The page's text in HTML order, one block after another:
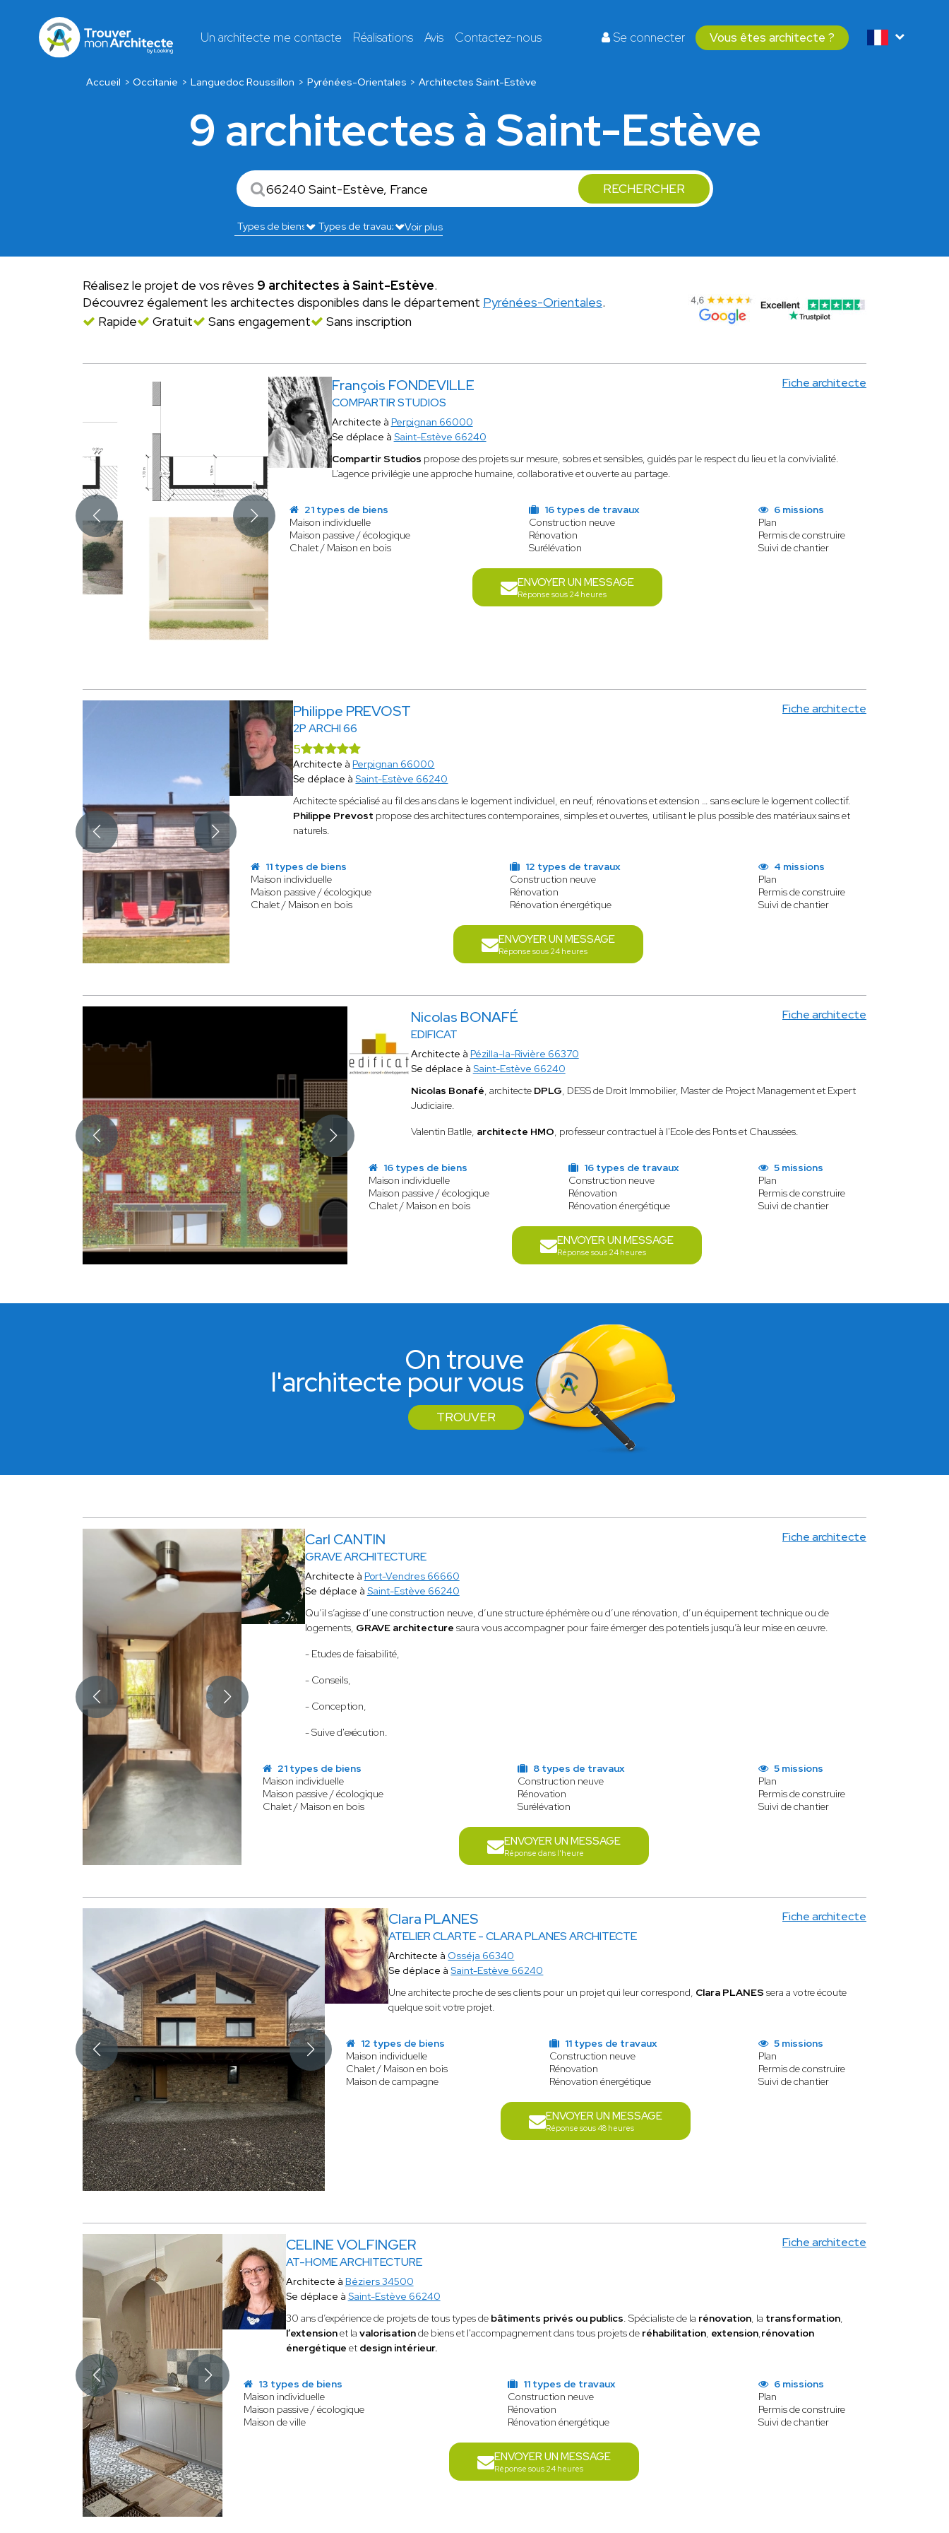
Un architecte me contacte Réalisations Avis Contactez-nous Se connecter Vous êtes architecte ?
Accueil Occitanie Languedoc Roussillon Pyrénées-Orientales Architectes Saint-Estève
9 architectes à Saint-Estève
RECHERCHER
Voir plus
Réalisez le projet de vos rêves 9 architectes à Saint-Estève.
Découvrez également les architectes disponibles dans le département Pyrénées-Orientales.
Rapide
Gratuit Sans engagement Sans inscription
François FONDEVILLE
COMPARTIR STUDIOS
Fiche architecte
Architecte à Perpignan 66000
Se déplace à Saint-Estève 66240
Compartir Studios propose des projets sur mesure, sobres et sensibles, guidés par le respect du lieu et la convivialité.
L’agence privilégie une approche humaine, collaborative et ouverte au partage.
21 types de biens
Maison individuelle
Maison passive / écologique
Chalet / Maison en bois
16 types de travaux
Construction neuve
Rénovation
Surélévation
6 missions
Plan
Permis de construire
Suivi de chantier
ENVOYER UN MESSAGE
Réponse sous 24 heures
Philippe PREVOST
2P ARCHI 66
Fiche architecte
5
Architecte à Perpignan 66000
Se déplace àSaint-Estève 66240
Architecte spécialisé au fil des ans dans le logement individuel, en neuf, rénovations et extension … sans exclure le logement collectif.
Philippe Prevost propose des architectures contemporaines, simples et ouvertes, utilisant le plus possible des matériaux sains et
naturels.
11 types de biens
Maison individuelle
Maison passive / écologique
Chalet / Maison en bois
12 types de travaux
Construction neuve
Rénovation
Rénovation énergétique
4 missions
Plan
Permis de construire
Suivi de chantier
ENVOYER UN MESSAGE
Réponse sous 24 heures
Nicolas BONAFÉ
EDIFICAT
Fiche architecte
Architecte à Pézilla-la-Rivière 66370
Se déplace à Saint-Estève 66240
Nicolas Bonafé, architecte DPLG, DESS de Droit Immobilier, Master de Project Management et Expert
Judiciaire.
Valentin Batlle, architecte HMO, professeur contractuel à l'Ecole des Ponts et Chaussées.
16 types de biens
Maison individuelle
Maison passive / écologique
Chalet / Maison en bois
16 types de travaux
Construction neuve
Rénovation
Rénovation énergétique
5 missions
Plan
Permis de construire
Suivi de chantier
ENVOYER UN MESSAGE
Réponse sous 24 heures
On trouve
l'architecte pour vous
TROUVER
Carl CANTIN
GRAVE ARCHITECTURE
Fiche architecte
Architecte à Port-Vendres 66660
Se déplace à Saint-Estève 66240
Qu’il s’agisse d’une construction neuve, d’une structure éphémère ou d’une rénovation, d’un équipement technique ou de
logements, GRAVE architecture saura vous accompagner pour faire émerger des potentiels jusqu’à leur mise en œuvre.
- Etudes de faisabilité,
- Conseils,
- Conception,
- Suive d'exécution.
21 types de biens
Maison individuelle
Maison passive / écologique
Chalet / Maison en bois
8 types de travaux
Construction neuve
Rénovation
Surélévation
5 missions
Plan
Permis de construire
Suivi de chantier
ENVOYER UN MESSAGE
Réponse dans l'heure
Clara PLANES
ATELIER CLARTE - CLARA PLANES ARCHITECTE
Fiche architecte
Architecte à Osséja 66340
Se déplace àSaint-Estève 66240
Une architecte proche de ses clients pour un projet qui leur correspond, Clara PLANES sera a votre écoute
quelque soit votre projet.
12 types de biens
Maison individuelle
Chalet / Maison en bois
Maison de campagne
11 types de travaux
Construction neuve
Rénovation
Rénovation énergétique
5 missions
Plan
Permis de construire
Suivi de chantier
ENVOYER UN MESSAGE
Réponse sous 48 heures
CELINE VOLFINGER
AT-HOME ARCHITECTURE
Fiche architecte
Architecte à Béziers 34500
Se déplace à Saint-Estève 66240
30 ans d’expérience de projets de tous types de bâtiments privés ou publics. Spécialiste de la rénovation, la transformation,
l’extensionet la valorisationde biens et l'accompagnement dans tous projets de réhabilitation, extension,rénovation
énergétique et design intérieur.
13 types de biens
Maison individuelle
Maison passive / écologique
Maison de ville
11 types de travaux
Construction neuve
Rénovation
Rénovation énergétique
6 missions
Plan
Permis de construire
Suivi de chantier
ENVOYER UN MESSAGE
Réponse sous 24 heures